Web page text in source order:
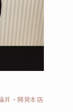
井・開発本店